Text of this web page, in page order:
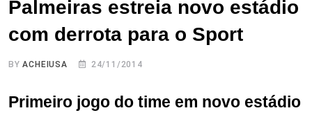
Palmeiras estreia novo estádio
com derrota para o Sport
BYACHEIUSA 24/11/2014
Primeiro jogo do time em novo estádio